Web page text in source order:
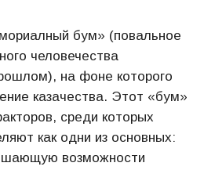
бум» (повальное
человечества
на фоне которого
казачества. Этот «бум»
среди которых
как одни из основных:
возможности